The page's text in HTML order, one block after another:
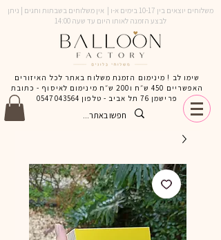
משלוחים יוצאים בין 10-17 בימים א-ו | אין משלוחים בשבתות וחגים | ניתן
לבצע הזמנה לאותו היום עד שעה 14:00
שימו לב ! מינימום הזמנת משלוח באתר לכל האיזורים
האפשריים 450 ש״ח ו200 ש״ח מינימום לאיסוף - כתובת
פרישמן 76 תל אביב - טלפון
0547043564